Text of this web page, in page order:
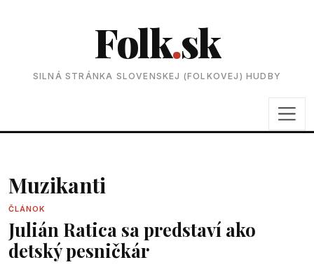
Folk.sk
SILNÁ STRÁNKA SLOVENSKEJ (FOLKOVEJ) HUDBY
Muzikanti
ČLÁNOK
Julián Ratica sa predstaví ako
detský pesničkár